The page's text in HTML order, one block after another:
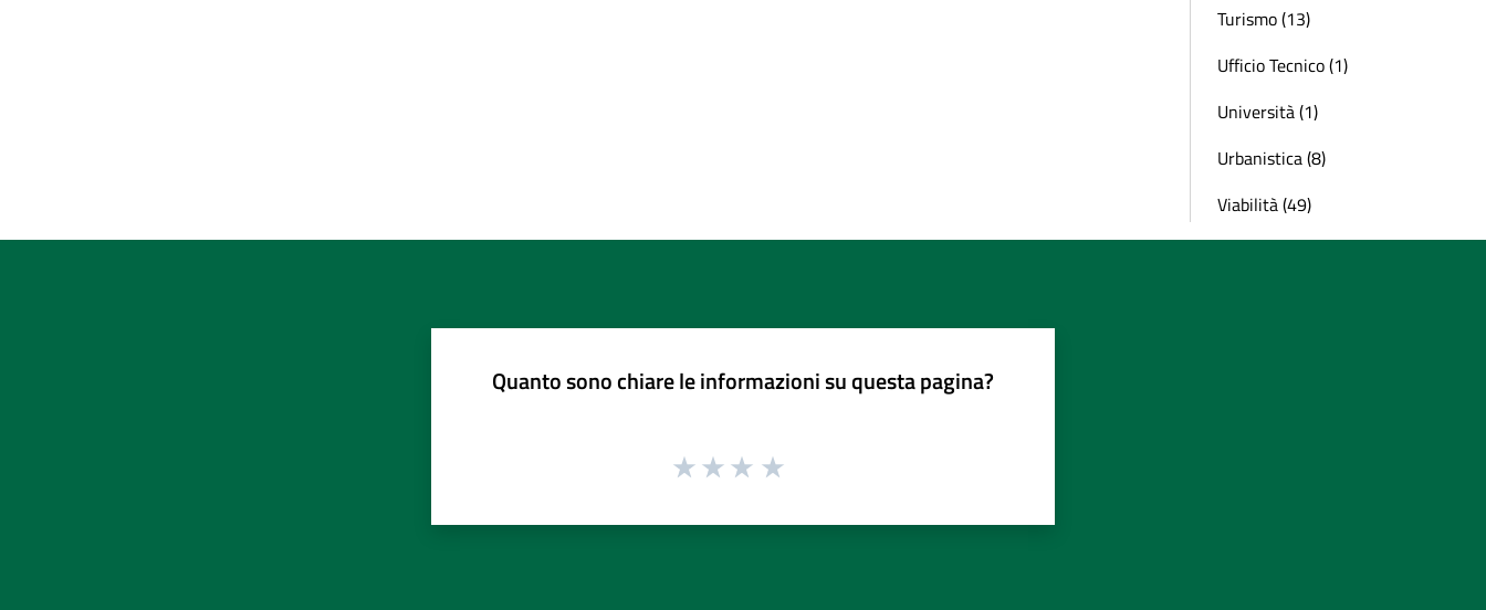
Turismo (13)
Ufficio Tecnico (1)
Università (1)
Urbanistica (8)
Viabilità (49)
Quanto sono chiare le informazioni su questa pagina?